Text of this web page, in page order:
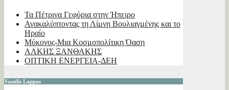
Τα Πέτρινα Γεφύρια στην Ήπειρο
Ανακαλύπτοντας τη Λίμνη Βουλιαγμένης και το
Ηραίο
Μύκονος-Μια Κοσμοπολίτικη Όαση
ΑΛΚΗΣ ΞΑΝΘΑΚΗΣ
ΟΠΤΙΚΗ ΕΝΕΡΓΕΙΑ-ΔΕΗ
Vassilis Lappas